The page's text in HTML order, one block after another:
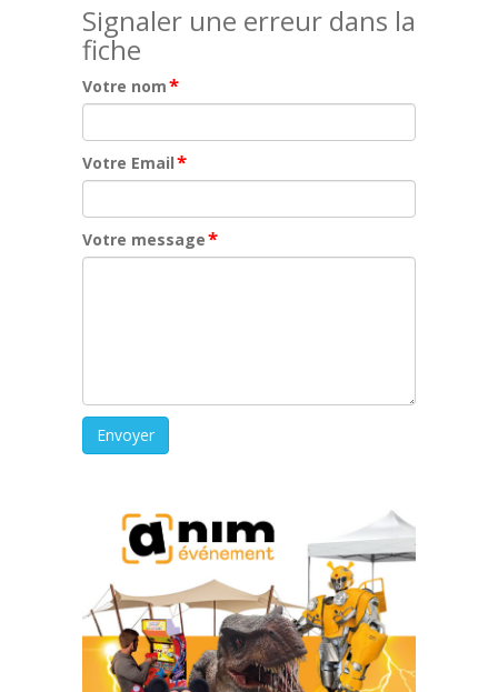
Signaler une erreur dans la
fiche
Votre nom*
Votre Email*
Votre message*